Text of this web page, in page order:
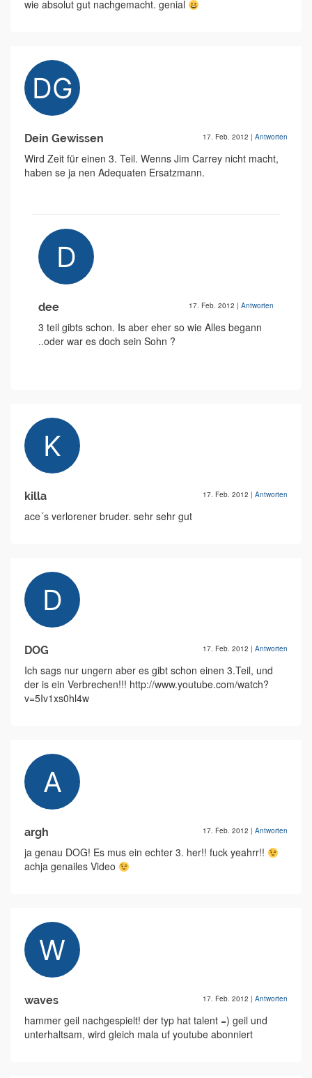
wie absolut gut nachgemacht. genial
Dein Gewissen 17. Feb. 2012 | Antworten
Wird Zeit für einen 3. Teil. Wenns Jim Carrey nicht macht,
haben se ja nen Adequaten Ersatzmann.
dee 17. Feb. 2012 | Antworten
3 teil gibts schon. Is aber eher so wie Alles begann
..oder war es doch sein Sohn ?
killa 17. Feb. 2012 | Antworten
ace´s verlorener bruder. sehr sehr gut
DOG 17. Feb. 2012 | Antworten
Ich sags nur ungern aber es gibt schon einen 3.Teil, und
der is ein Verbrechen!!! http://www.youtube.com/watch?
v=5Iv1xs0hl4w
argh 17. Feb. 2012 | Antworten
ja genau DOG! Es mus ein echter 3. her!! fuck yeahrr!!
achja genailes Video
waves 17. Feb. 2012 | Antworten
hammer geil nachgespielt! der typ hat talent =) geil und
unterhaltsam, wird gleich mala uf youtube abonniert